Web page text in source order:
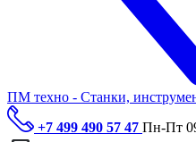
ПМ техно - Станки,
+7 499 490 57 47 Пн-Пт